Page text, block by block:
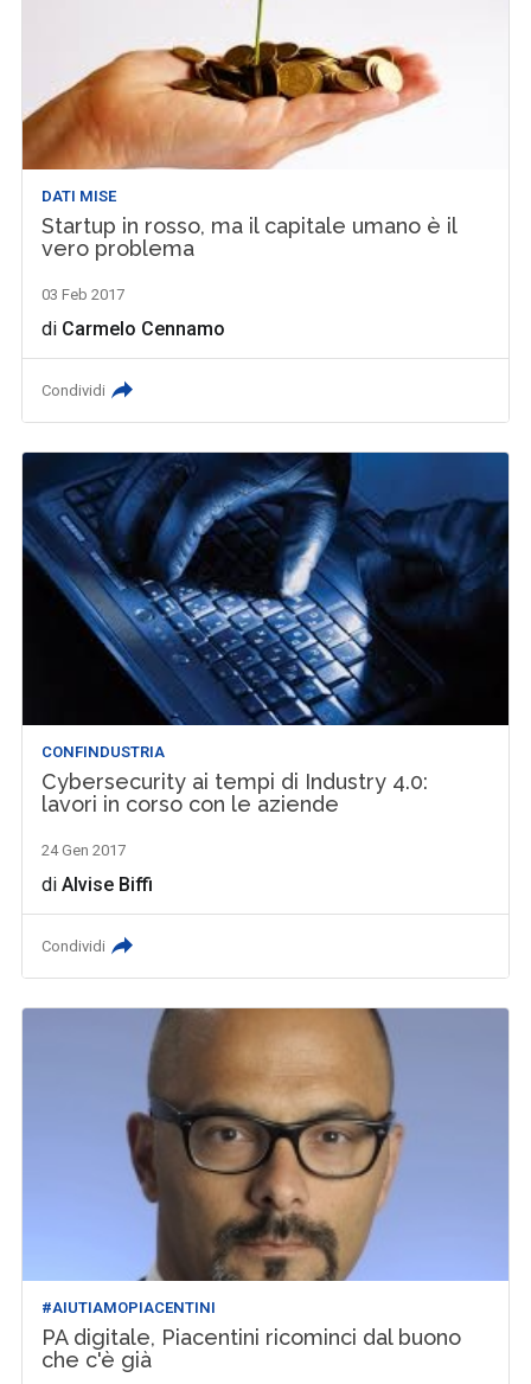
DATI MISE
Startup in rosso, ma il capitale umano è il
vero problema
03 Feb 2017
di Carmelo Cennamo
Condividi
CONFINDUSTRIA
Cybersecurity ai tempi di Industry 4.0:
lavori in corso con le aziende
24 Gen 2017
diAlvise Biffi
Condividi
#AIUTIAMOPIACENTINI
PA digitale, Piacentini ricominci dal buono
che c'è già